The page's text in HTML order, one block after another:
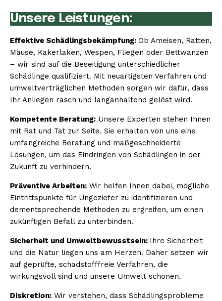
Unsere Leistungen:
Effektive Schädlingsbekämpfung: Ob Ameisen, Ratten,
Mäuse, Kakerlaken, Wespen, Fliegen oder Bettwanzen
– wir sind auf die Beseitigung unterschiedlicher
Schädlinge qualifiziert. Mit neuartigsten Verfahren und
umweltverträglichen Methoden sorgen wir dafür, dass
Ihr Anliegen rasch und langanhaltend gelöst wird.
Kompetente Beratung: Unsere Experten stehen Ihnen
mit Rat und Tat zur Seite. Sie erhalten von uns eine
umfangreiche Beratung und maßgeschneiderte
Lösungen, um das Eindringen von Schädlingen in der
Zukunft zu verhindern.
Präventive Arbeiten: Wir helfen Ihnen dabei, mögliche
Eintrittspunkte für Ungeziefer zu identifizieren und
dementsprechende Methoden zu ergreifen, um einen
zukünftigen Befall zu unterbinden.
Sicherheit und Umweltbewusstsein: Ihre Sicherheit
und die Natur liegen uns am Herzen. Daher setzen wir
auf geprüfte, schadstofffreie Verfahren, die
wirkungsvoll sind und unsere Umwelt schonen.
Diskretion: Wir verstehen, dass Schädlingsprobleme